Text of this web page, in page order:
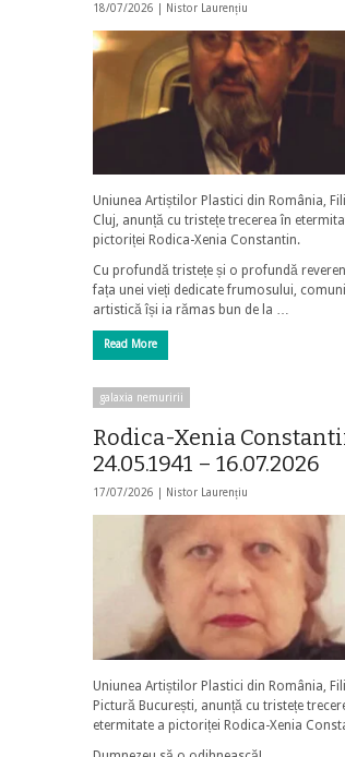
18/07/2026 | Nistor Laurențiu
Uniunea Artiștilor Plastici din România,
Cluj, anunță cu tristețe trecerea în
pictoriței Rodica-Xenia Constantin.
Cu profundă tristețe și o profundă
fața unei vieți dedicate frumosului,
artistică își ia rămas bun de la …
Read More
galaxia nemuririi
Rodica-Xenia
24.05.1941 – 16.07.2026
17/07/2026 | Nistor Laurențiu
Uniunea Artiștilor Plastici din România,
Pictură București, anunță cu tristețe
etermitate a pictoriței Rodica-Xenia